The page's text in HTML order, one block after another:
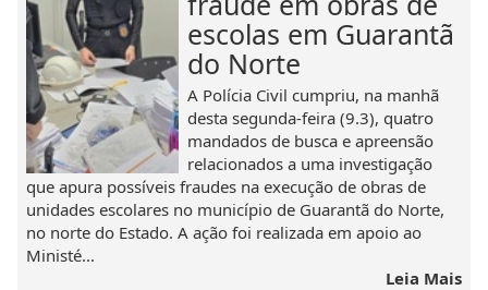
escolas em Guarantã
do Norte
A Polícia Civil cumpriu, na manhã
desta segunda-feira (9.3), quatro
mandados de busca e apreensão
relacionados a uma investigação
que apura possíveis fraudes na execução de obras de
unidades escolares no município de Guarantã do Norte,
no norte do Estado. A ação foi realizada em apoio ao
Ministé...
Leia Mais